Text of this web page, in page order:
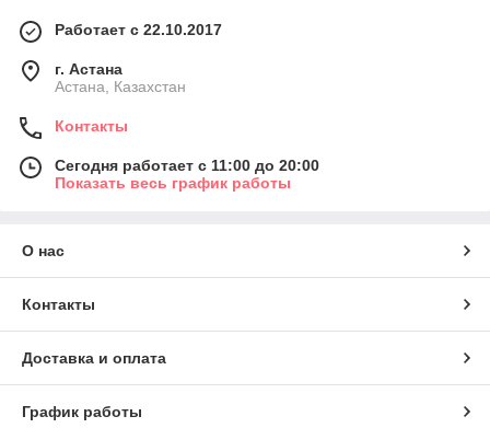
Работает с 22.10.2017
г. Астана
Астана, Казахстан
Контакты
Сегодня работает с 11:00 до 20:00
Показать весь график работы
О нас
Контакты
Доставка и оплата
График работы